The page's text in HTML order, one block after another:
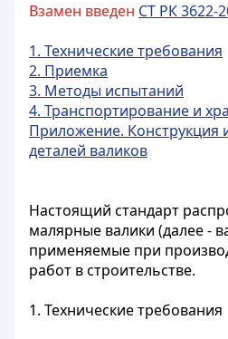
Взамен введен СТ РК 3622-
1. Технические требования
2. Приемка
3. Методы испытаний
4. Транспортирование и
Приложение. Конструкция
деталей валиков
Настоящий стандарт
малярные валики (далее -
применяемые при
работ в строительстве.
1. Технические требования